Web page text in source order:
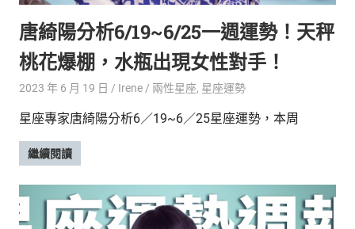
一
無
二
和
一
起
找
到
專
唐綺陽分析6/19~6/25一週運勢！天秤
桃花爆棚，水瓶出現女性對手！
2023 年 6 月 19 日 Irene 兩性星座, 星座運勢
星座專家唐綺陽分析6／19~6／25星座運勢，本周
繼續閱讀